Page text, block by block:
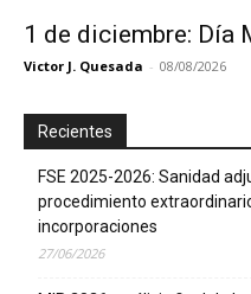
1 de diciembre: Día
Victor J. Quesada - 08/08/2026
Recientes
FSE 2025-2026: Sanidad
procedimiento
incorporaciones
27/06/2026